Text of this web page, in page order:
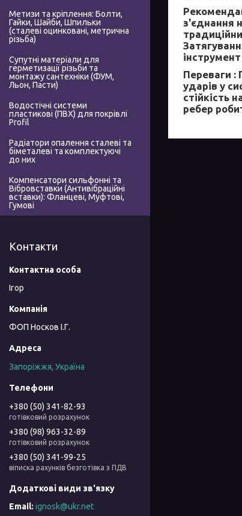
з'єднання
Переваги :
ударів у
стійкість
ребер
Метизи та кріплення: Болти,
Гайки, Шайби, Шпильки
(сталеві оцинковані, метрична
різьба)
Супутні матеріали для
герметизації різьби та
монтажу сантехніки (ФУМ,
Льон, Пасти)
Водостічні системи
пластикові (ПВХ) для покрівлі
Profil
Радіатори опалення сталеві та
біметалеві та комплектуючі
до них
Компенсатори сильфонні та
Вібровставки (Антивібраційні
вставки): Фланцеві, Муфтові,
Гумові
Контакти
Ігор
ФОП Носков І.Г.
Запоріжжя, Україна
+380 (50) 341-82-93
готівковий розрахунок
+380 (98) 963-32-89
готівковий розрахунок
+380 (50) 341-99-25
віписка рахунків безготівка з ПДВ
ignosk@ukr.net